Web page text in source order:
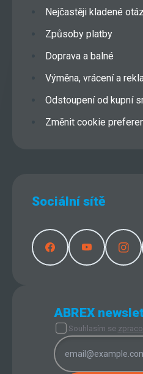
Nejčastěji kladené
Způsoby platby
Doprava a balné
Výměna, vrácení a
Odstoupení od kupní
Změnit cookie
Sociální sítě
ABREX
Souhlasím se